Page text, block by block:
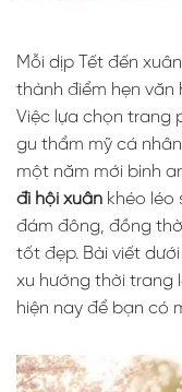
Mỗi dịp Tết đến
thành điểm hẹn văn
Việc lựa chọn trang
gu thẩm mỹ cá
một năm mới bình
đi hội xuân khéo léo
đám đông, đồng
tốt đẹp. Bài viết
xu hướng thời trang
hiện nay để bạn có